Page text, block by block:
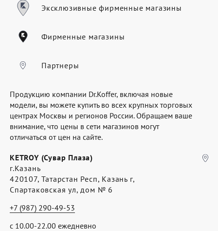
Контакты
Программа лояльности
данных
Эксклюзивные фирменные магазины
Фирменные магазины
Партнеры
Продукцию компании Dr.Koffer, включая новые
модели, вы можете купить во всех крупных торговых
центрах Москвы и регионов России. Обращаем ваше
внимание, что цены в сети магазинов могут
отличаться от цен на сайте.
KETROY (Сувар Плаза)
г.Казань
420107, Татарстан Респ, Казань г,
Спартаковская ул, дом № 6
с 10.00-22.00 ежедневно
+7 (987) 290-49-53